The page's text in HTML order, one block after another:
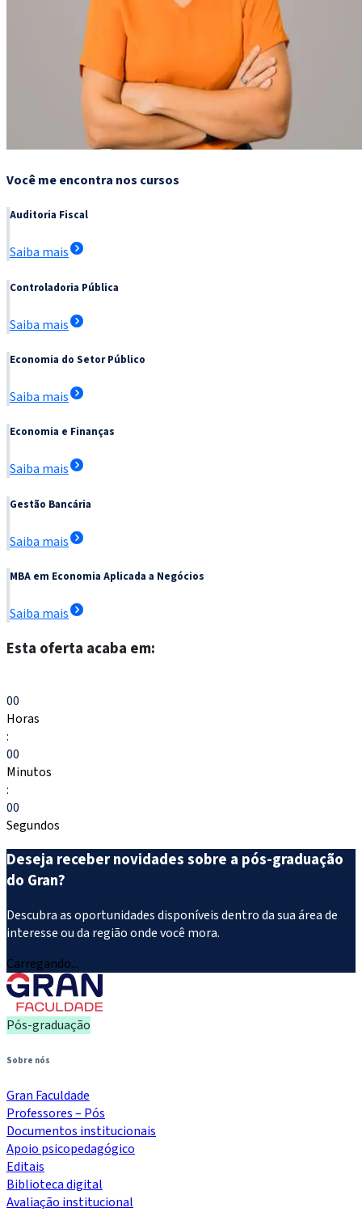
Você me encontra nos cursos
Auditoria Fiscal
Saiba mais
Controladoria Pública
Saiba mais
Economia do Setor Público
Saiba mais
Economia e Finanças
Saiba mais
Gestão Bancária
Saiba mais
MBA em Economia Aplicada a Negócios
Saiba mais
Esta oferta acaba em:
00
Horas
:
00
Minutos
:
00
Segundos
Deseja receber novidades sobre a pós-graduação
do Gran?
Descubra as oportunidades disponíveis dentro da sua área de
interesse ou da região onde você mora.
Carregando...
Pós-graduação
Sobre nós
Gran Faculdade
Professores – Pós
Documentos institucionais
Apoio psicopedagógico
Editais
Biblioteca digital
Avaliação institucional